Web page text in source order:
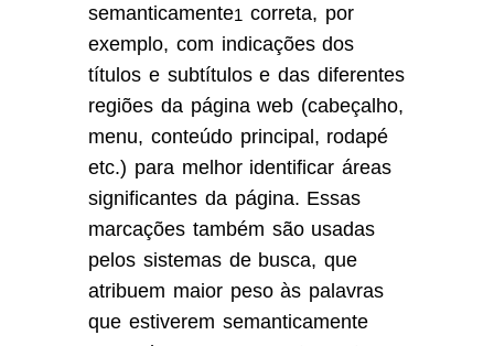
semanticamente1 correta, por
exemplo, com indicações dos
títulos e subtítulos e das diferentes
regiões da página web (cabeçalho,
menu, conteúdo principal, rodapé
etc.) para melhor identificar áreas
significantes da página. Essas
marcações também são usadas
pelos sistemas de busca, que
atribuem maior peso às palavras
que estiverem semanticamente